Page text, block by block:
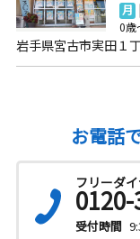
月
0歳
岩手県宮古市実田１
お電話
フリーダ
受付時間